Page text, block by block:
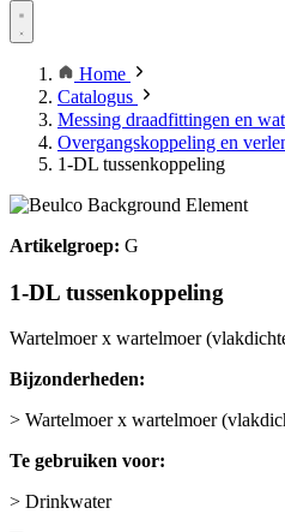
Home
Catalogus
Messing draadfittingen en
Overgangskoppeling en
1-DL tussenkoppeling
Artikelgroep: G
1-DL tussenkoppeling
Wartelmoer x wartelmoer
Bijzonderheden:
> Wartelmoer x wartelmoer
Te gebruiken voor:
> Drinkwater